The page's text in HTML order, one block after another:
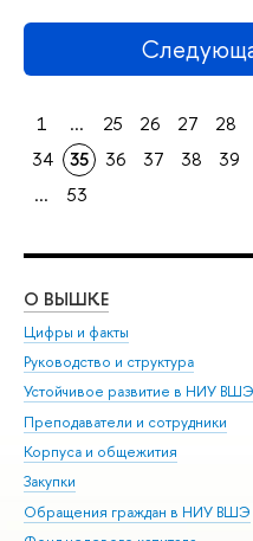
1 ... 25 26 27 28
34
35 36 37 38 39
...
53
О ВЫШКЕ
Цифры и факты
Руководство и структура
Устойчивое развитие в НИУ ВШЭ
Преподаватели и сотрудники
Корпуса и общежития
Закупки
Обращения граждан в НИУ ВШЭ